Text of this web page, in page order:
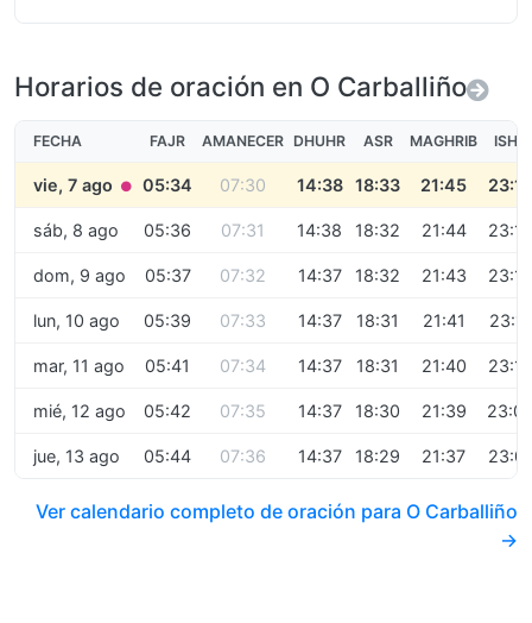
Horarios de oración en O Carballiño
FECHA FAJR AMANECER DHUHR ASR MAGHRIB ISHA
vie, 7 ago ● 05:34 07:30 14:38 18:33 21:45 23:15
sáb, 8 ago 05:36 07:31 14:38 18:32 21:44 23:14
dom, 9 ago 05:37 07:32 14:37 18:32 21:43 23:13
lun, 10 ago 05:39 07:33 14:37 18:31 21:41 23:11
mar, 11 ago 05:41 07:34 14:37 18:31 21:40 23:10
mié, 12 ago 05:42 07:35 14:37 18:30 21:39
jue, 13 ago 05:44 07:36 14:37 18:29 21:37
Ver calendario completo de oración para O Carballiño
→